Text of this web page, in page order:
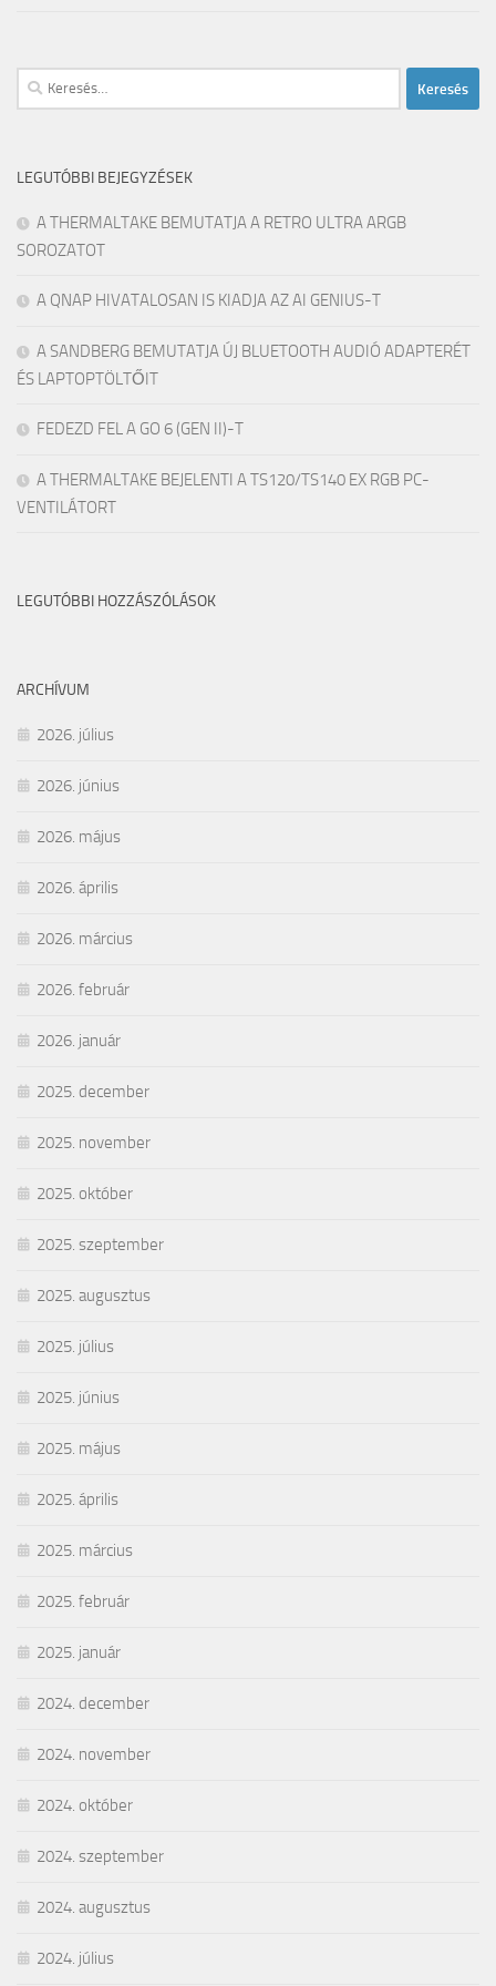
Keresés:
LEGUTÓBBI BEJEGYZÉSEK
A THERMALTAKE BEMUTATJA A RETRO ULTRA ARGB
SOROZATOT
A QNAP HIVATALOSAN IS KIADJA AZ AI GENIUS-T
A SANDBERG BEMUTATJA ÚJ BLUETOOTH AUDIÓ ADAPTERÉT
ÉS LAPTOPTÖLTŐIT
FEDEZD FEL A GO 6 (GEN II)-T
A THERMALTAKE BEJELENTI A TS120/TS140 EX RGB PC-
VENTILÁTORT
LEGUTÓBBI HOZZÁSZÓLÁSOK
ARCHÍVUM
2026. július
2026. június
2026. május
2026. április
2026. március
2026. február
2026. január
2025. december
2025. november
2025. október
2025. szeptember
2025. augusztus
2025. július
2025. június
2025. május
2025. április
2025. március
2025. február
2025. január
2024. december
2024. november
2024. október
2024. szeptember
2024. augusztus
2024. július